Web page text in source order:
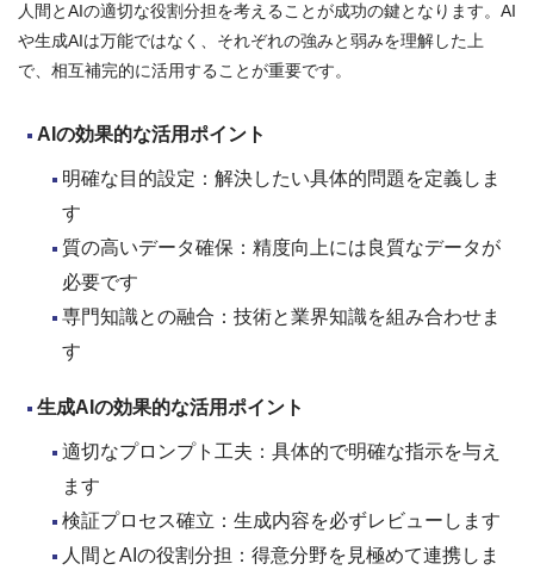
人間とAIの適切な役割分担を考えることが成功の鍵となります。AI
や生成AIは万能ではなく、それぞれの強みと弱みを理解した上
で、相互補完的に活用することが重要です。
AI の効果的な活用ポイント
明確な目的設定：解決したい具体的問題を定義しま
す
質の高いデータ確保：精度向上には良質なデータが
必要です
専門知識との融合：技術と業界知識を組み合わせま
す
生成AI の効果的な活用ポイント
適切なプロンプト工夫：具体的で明確な指示を与え
ます
検証プロセス確立：生成内容を必ずレビューします
人間とAIの役割分担：得意分野を見極めて連携しま